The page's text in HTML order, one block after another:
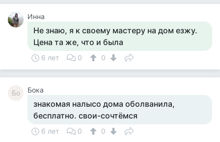
Инна
Не знаю, я к своему мастеру на дом езжу.
Цена та же, что и была
6 лет 0 0
Бо Бока
знакомая налысо дома оболванила,
бесплатно. свои-сочтёмся
6 лет 0 0